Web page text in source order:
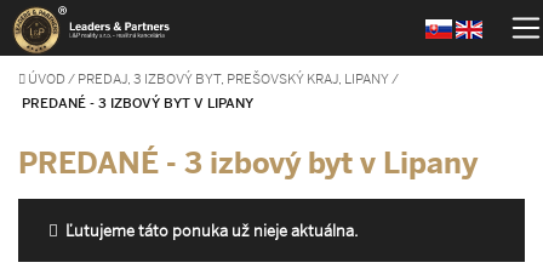
ÚVOD / PREDAJ, 3 IZBOVÝ BYT, PREŠOVSKÝ KRAJ, LIPANY/
PREDANÉ - 3 IZBOVÝ BYT V LIPANY
PREDANÉ - 3 izbový byt v Lipany
Ľutujeme táto ponuka už nieje aktuálna.